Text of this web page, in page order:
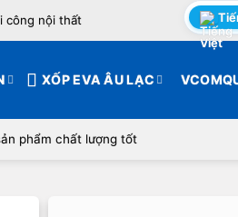
công nội thất
XỐP EVA ÂU LẠC
phẩm chất lượng tốt